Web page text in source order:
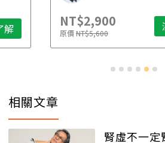
解 NT$2,900
原價NT$5,600
相關文章
腎虛不一定